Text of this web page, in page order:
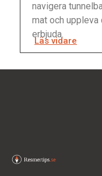
navigera
mat och
erbjuda.
Läs vidare